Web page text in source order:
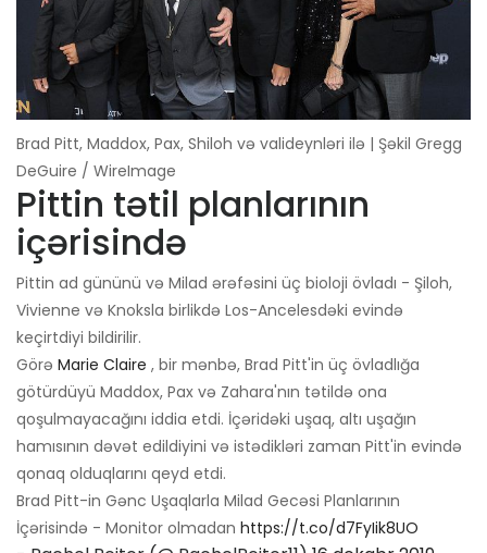
Brad Pitt, Maddox, Pax, Shiloh və valideynləri ilə | Şəkil Gregg
DeGuire / WireImage
Pittin tətil planlarının
içərisində
Pittin ad gününü və Milad ərəfəsini üç bioloji övladı - Şiloh,
Vivienne və Knoksla birlikdə Los-Ancelesdəki evində
keçirtdiyi bildirilir.
Görə Marie Claire , bir mənbə, Brad Pitt'in üç övladlığa
götürdüyü Maddox, Pax və Zahara'nın tətildə ona
qoşulmayacağını iddia etdi. İçəridəki uşaq, altı uşağın
hamısının dəvət edildiyini və istədikləri zaman Pitt'in evində
qonaq olduqlarını qeyd etdi.
Brad Pitt-in Gənc Uşaqlarla Milad Gecəsi Planlarının
İçərisində - Monitor olmadan https://t.co/d7FyIik8UO